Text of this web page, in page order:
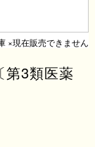
×現在販売できません
第3類医薬